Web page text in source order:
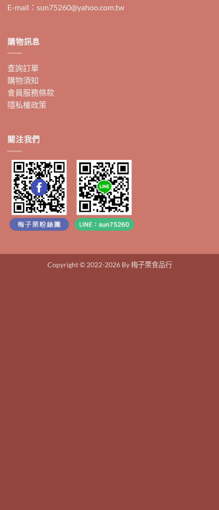
E-mail：sun75260@yahoo.com.tw
購物訊息
查詢訂單
購物須知
會員服務條款
隱私權政策
關注我們
Copyright © 2022-2026 By 梅子栗食品行